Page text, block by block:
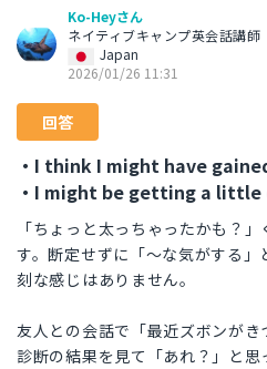
Ko-Heyさん
ネイティブキャンプ英会話講師
Japan
2026/01/26 11:31
回答
・I think I might have
・I might be getting a little
「ちょっと太っちゃったかも？
す。断定せずに「～な気がする
刻な感じはありません。
友人との会話で「最近ズボンが
診断の結果を見て「あれ？」と